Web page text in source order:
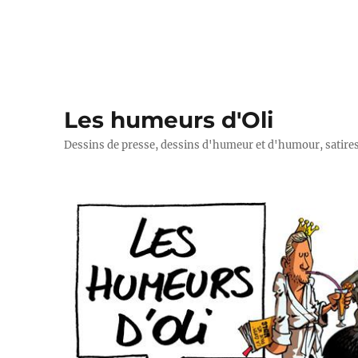
Les humeurs d'Oli
Dessins de presse, dessins d'humeur et d'humour,